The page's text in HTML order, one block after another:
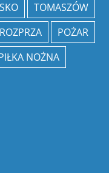
TOMASZÓW
ROZPRZA
POŻAR
NOŻNA